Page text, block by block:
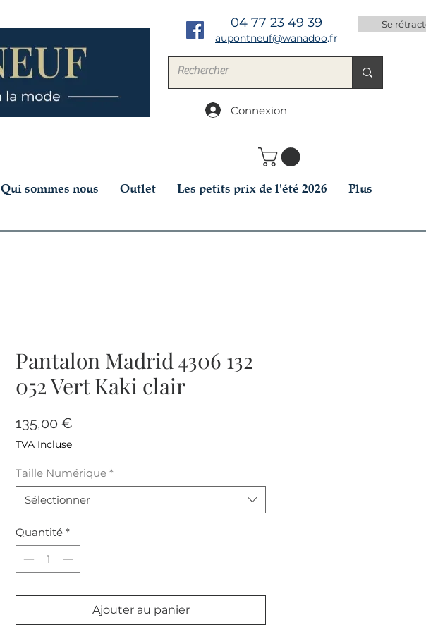
04 77 23 49 39
aupontneuf@wanadoo.fr
Se
Connexion
Qui sommes nous Outlet Les petits prix de l'été 2026 Plus
Pantalon Madrid 4306 132
052 Vert Kaki clair
135,00 €
TVA Incluse
Taille Numérique *
Sélectionner
Quantité *
Ajouter au panier